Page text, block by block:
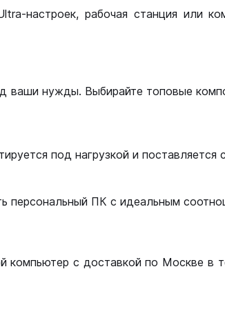
настроек, рабочая станция или
ваши нужды. Выбирайте топовые
под нагрузкой и поставляется
персональный ПК с идеальным
компьютер с доставкой по Москве в